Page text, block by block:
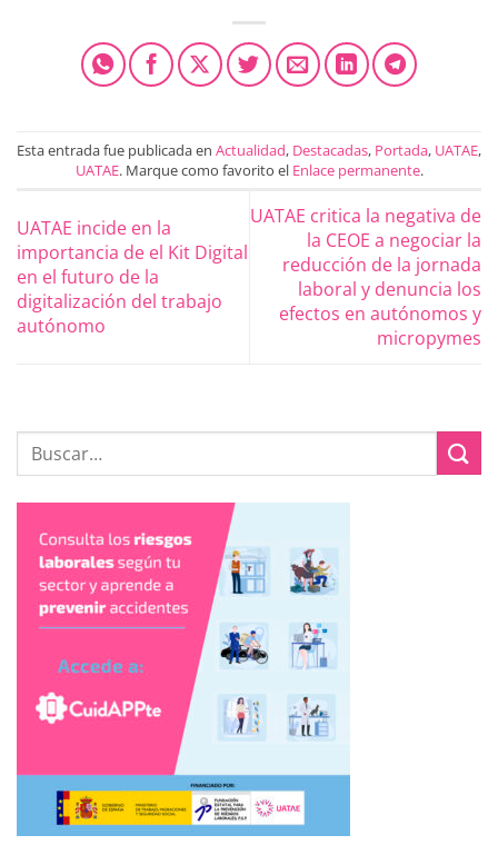
Esta entrada fue publicada en Actualidad, Destacadas, Portada, UATAE,
UATAE. Marque como favorito el Enlace permanente.
UATAE incide en la
importancia de el Kit Digital
en el futuro de la
digitalización del trabajo
autónomo
UATAE critica la negativa de
la CEOE a negociar la
reducción de la jornada
laboral y denuncia los
efectos en autónomos y
micropymes